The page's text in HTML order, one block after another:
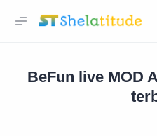
BeFun live MOD